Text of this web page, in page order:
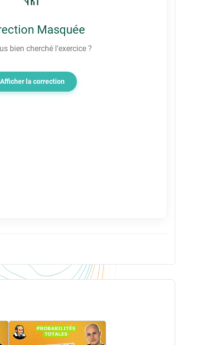
Masquée
bien cherché l'exercice ?
Afficher la correction